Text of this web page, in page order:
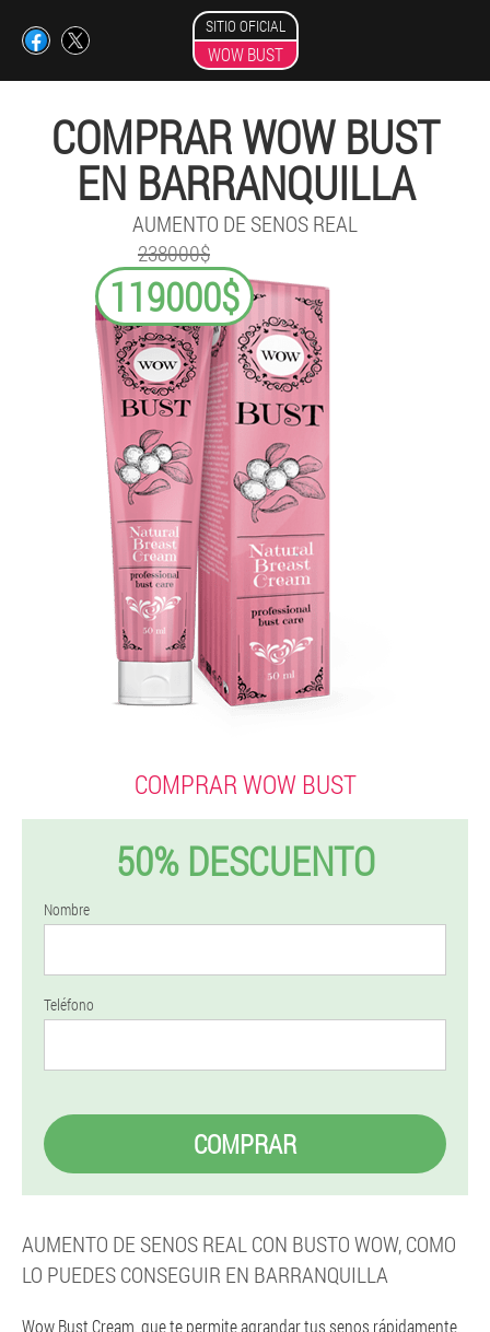
SITIO OFICIAL
WOW BUST
COMPRAR WOW BUST
EN BARRANQUILLA
AUMENTO DE SENOS REAL
238000$
119000$
COMPRAR WOW BUST
50% DESCUENTO
Nombre
Teléfono
COMPRAR
AUMENTO DE SENOS REAL CON BUSTO WOW, COMO
LO PUEDES CONSEGUIR EN BARRANQUILLA
Wow Bust Cream, que te permite agrandar tus senos rápidamente,